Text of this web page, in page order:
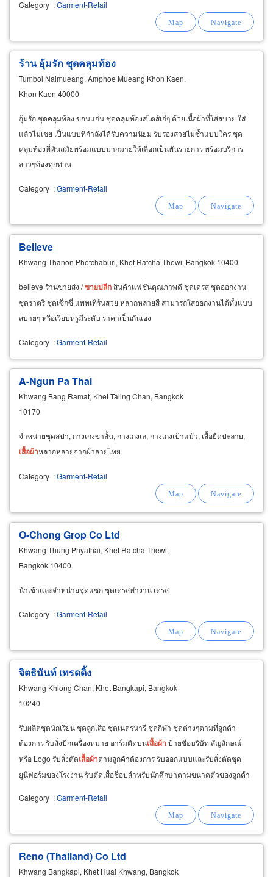
Category :Garment-Retail
ร้าน อุ้มรัก ชุดคลุมท้อง
Tumbol Naimueang, Amphoe Mueang Khon Kaen,
Khon Kaen 40000
อุ้มรัก ชุดคลุมท้อง ขอนแก่น ชุดคลุมท้องสไตส์เก๋ๆ ด้วยเนื้อผ้าที่ใส่สบาย ใส่
แล้วไม่เชย เป็นแบบที่กำลังได้รับความนิยม รับรองสวยไม่ซ้ำแบบใคร ชุด
คลุมท้องที่ทันสมัยพร้อมแบบมากมายให้เลือกเป็นพันรายการ พร้อมบริการ
สาวๆท้องทุกท่าน
Category :Garment-Retail
Believe
Khwang Thanon Phetchaburi, Khet Ratcha Thewi, Bangkok 10400
believe ร้านขายส่ง /ขายปลีกสินค้าแฟชั่นคุณภาพดี ชุดเดรส ชุดออกงาน
ชุดราตรี ชุดเซ็กซี่ แพทเทิร์นสวย หลากหลายสี สามารถใส่ออกงานได้ทั้งแบบ
สบายๆ หรือเรียบหรูมีระดับ ราคาเป็นกันเอง
Category :Garment-Retail
A-Ngun Pa Thai
Khwang Bang Ramat, Khet Taling Chan, Bangkok
10170
จำหน่ายชุดสปา, กางเกงขาสั้น, กางเกงเล, กางเกงเป้าแม้ว, เสื้อยืดปะลาย,
เสื้อผ้าหลากหลายจากผ้าลายไทย
Category :Garment-Retail
O-Chong Grop Co Ltd
Khwang Thung Phyathai, Khet Ratcha Thewi,
Bangkok 10400
นำเข้าและจำหน่ายชุดแซก ชุดเดรสทำงาน เดรส
Category :Garment-Retail
จิตธินันท์ เทรดดิ้ง
Khwang Khlong Chan, Khet Bangkapi, Bangkok
10240
รับผลิตชุดนักเรียน ชุดลูกเสือ ชุดเนตรนารี ชุดกีฬา ชุดต่างๆตามที่ลูกค้า
ต้องการ รับสั่งปักเครื่องหมาย อาร์มติดบนเสื้อผ้า ป้ายชื่อบริษัท สัญลักษณ์
หรือ Logo รับสั่งตัดเสื้อผ้าตามลูกค้าต้องการ รับออกแบบและรับสั่งตัดชุด
ยูนิฟอร์มของโรงงาน รับตัดเสื้อช็อปสำหรับนักศึกษาตามขนาดตัวของลูกค้า
Category :Garment-Retail
Reno (Thailand) Co Ltd
Khwang Bangkapi, Khet Huai Khwang, Bangkok